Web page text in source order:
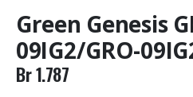
Green Genesis
09IG2/GRO-
Br1.787